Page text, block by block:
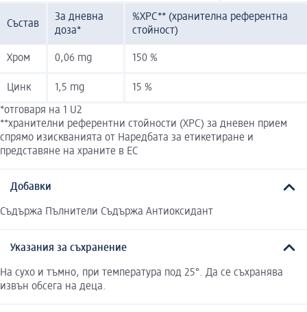
Състав
За дневна
доза*
%ХРС** (хранителна референтна
стойност)
Хром 0,06 mg 150 %
Цинк 1,5 mg 15 %
*отговаря на 1 U2
**хранителни референтни стойности (ХРС) за дневен прием
спрямо изискванията от Наредбата за етикетиране и
представяне на храните в ЕС
Добавки
Съдържа Пълнители Съдържа Антиоксидант
Указания за съхранение
На сухо и тъмно, при температура под 25°. Да се съхранява
извън обсега на деца.